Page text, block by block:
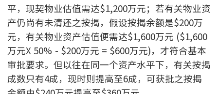
下载中心
按揭全面睇
新闻/研究
公司动态
平，现契物业估值需达$1,200万元；若有关物业资
产仍尚有未清还之按揭，假设按揭余额是$200万
元，有关物业资产估值便需达$1,600万元 ($1,600
万元X 50% - $200万元 = $600万元)，才符合基本
审批要求。但以往在同一个资产水平下，有关按揭
成数只有4成，现时则提高至6成，可获批之按揭